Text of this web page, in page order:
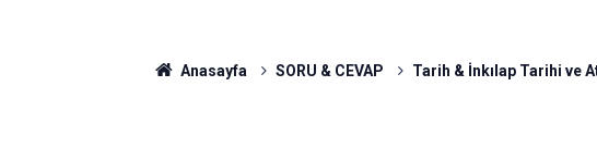
Anasayfa SORU & CEVAP Tarih & İnkılap Tarihi ve